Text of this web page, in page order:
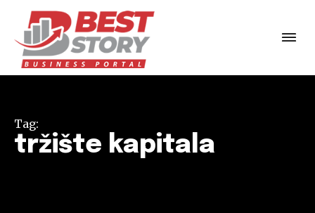
Tag:
tržište kapitala